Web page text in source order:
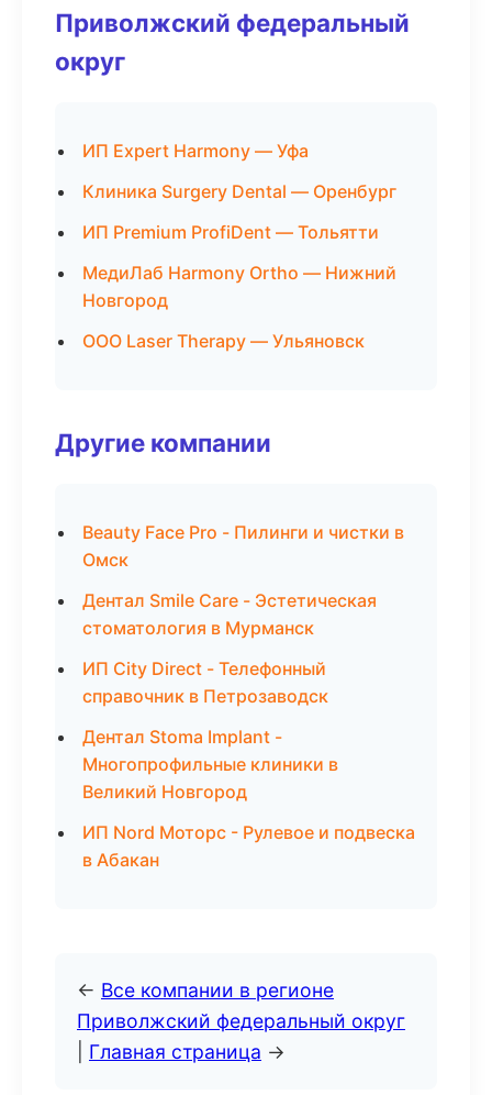
Приволжский федеральный
округ
ИП Expert Harmony — Уфа
Клиника Surgery Dental — Оренбург
ИП Premium ProfiDent — Тольятти
МедиЛаб Harmony Ortho — Нижний
Новгород
ООО Laser Therapy — Ульяновск
Другие компании
Beauty Face Pro - Пилинги и чистки в
Омск
Дентал Smile Care - Эстетическая
стоматология в Мурманск
ИП City Direct - Телефонный
справочник в Петрозаводск
Дентал Stoma Implant -
Многопрофильные клиники в
Великий Новгород
ИП Nord Моторс - Рулевое и подвеска
в Абакан
← Все компании в регионе
Приволжский федеральный округ
Главная страница →